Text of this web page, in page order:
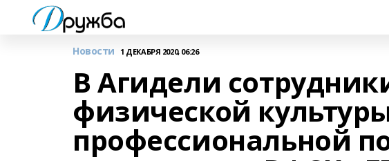
Новости 1 ДЕКАБРЯ 2020, 06:26
В Агидели
физической
профессиональной